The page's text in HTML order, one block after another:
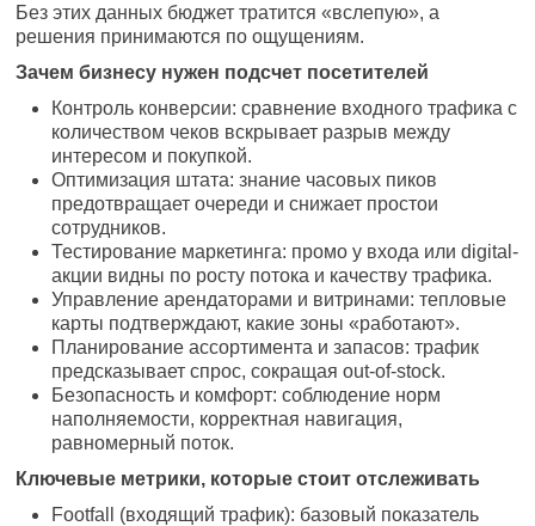
Без этих данных бюджет тратится «вслепую», а
решения принимаются по ощущениям.
Зачем бизнесу нужен подсчет посетителей
Контроль конверсии: сравнение входного трафика с
количеством чеков вскрывает разрыв между
интересом и покупкой.
Оптимизация штата: знание часовых пиков
предотвращает очереди и снижает простои
сотрудников.
Тестирование маркетинга: промо у входа или digital-
акции видны по росту потока и качеству трафика.
Управление арендаторами и витринами: тепловые
карты подтверждают, какие зоны «работают».
Планирование ассортимента и запасов: трафик
предсказывает спрос, сокращая out-of-stock.
Безопасность и комфорт: соблюдение норм
наполняемости, корректная навигация,
равномерный поток.
Ключевые метрики, которые стоит отслеживать
Footfall (входящий трафик): базовый показатель